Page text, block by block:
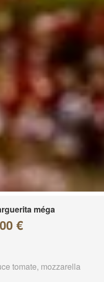
méga
€
tomate, mozzarella